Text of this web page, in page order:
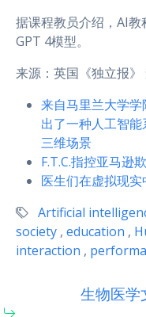
据课程教员介绍，AI
GPT 4模型。
来源：英国《独立报》
来自马里兰大学
出了一种人工智
三维场景
F.T.C.指控亚马逊
医生们在虚拟现实
Artificial
society , education ,
interaction ,
生物医学